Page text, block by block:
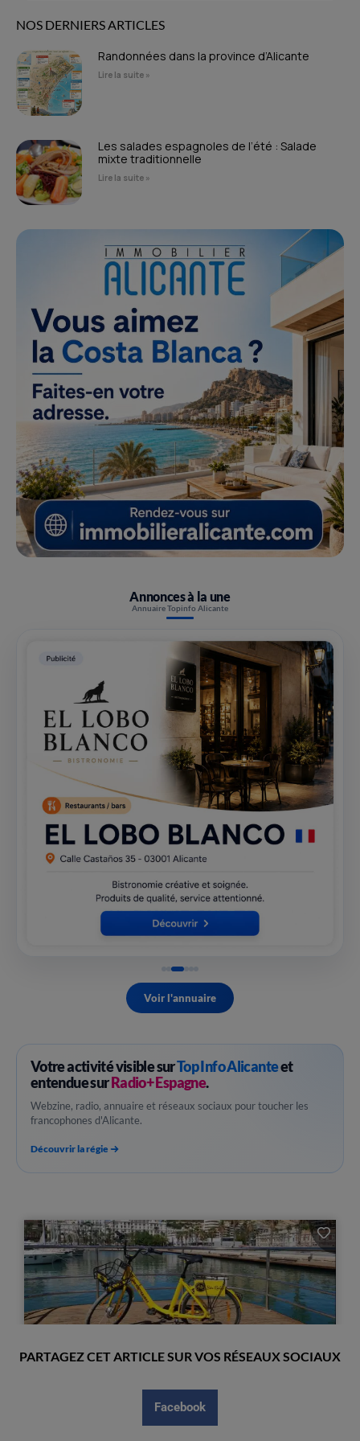
NOS DERNIERS ARTICLES
Randonnées dans la province d’Alicante
Lire la suite »
Les salades espagnoles de l’été : Salade
mixte traditionnelle
Lire la suite »
Annonces à la une
Annuaire Topinfo Alicante
Voir l'annuaire
Votre activité visible surTop Info Alicanteet
entendue surRadio+ Espagne.
Webzine, radio, annuaire et réseaux sociaux pour toucher les
francophones d'Alicante.
Découvrir la régie
PARTAGEZ CET ARTICLE SUR VOS RÉSEAUX SOCIAUX
Facebook